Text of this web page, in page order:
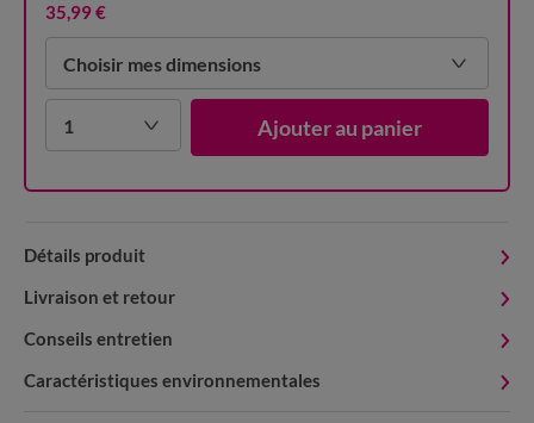
Choisir mes dimensions
1 Ajouter au panier
35,99 €
Détails produit
Livraison et retour
Conseils entretien
Caractéristiques environnementales